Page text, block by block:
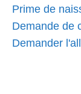
Prime de
Demande de
Demander